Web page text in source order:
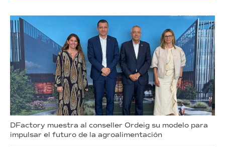
DFactory muestra al conseller Ordeig su modelo para
impulsar el futuro de la agroalimentación